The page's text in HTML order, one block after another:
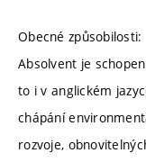
Obecné způsobilosti:
Absolvent je
to i v anglickém
chápání
rozvoje,